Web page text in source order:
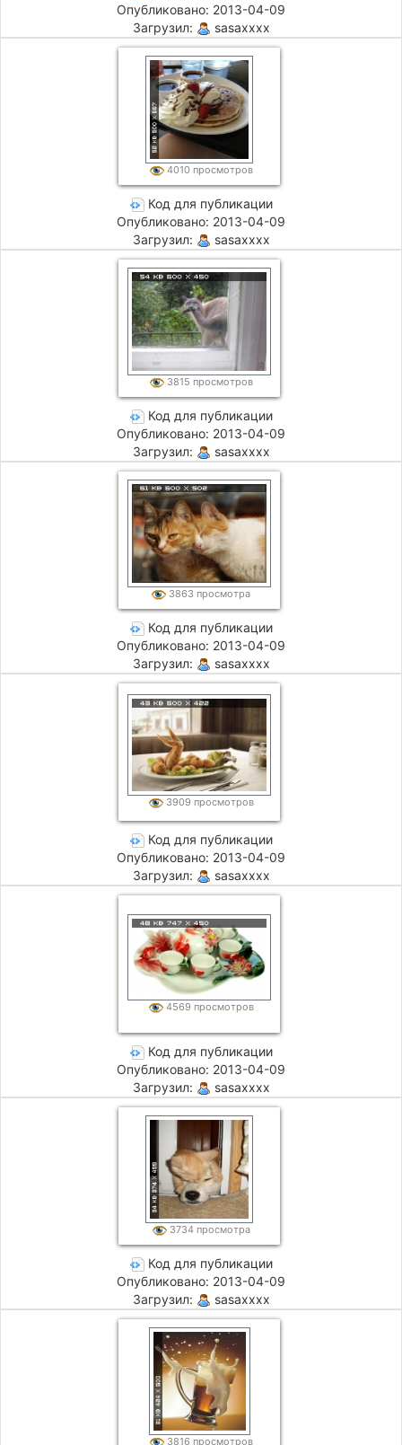
Опубликовано: 2013-04-09
Загрузил:
sasaxxxx
4010 просмотров
Код для публикации
Опубликовано: 2013-04-09
Загрузил:
sasaxxxx
3815 просмотров
Код для публикации
Опубликовано: 2013-04-09
Загрузил:
sasaxxxx
3863 просмотра
Код для публикации
Опубликовано: 2013-04-09
Загрузил:
sasaxxxx
3909 просмотров
Код для публикации
Опубликовано: 2013-04-09
Загрузил:
sasaxxxx
4569 просмотров
Код для публикации
Опубликовано: 2013-04-09
Загрузил:
sasaxxxx
3734 просмотра
Код для публикации
Опубликовано: 2013-04-09
Загрузил:
sasaxxxx
3816 просмотров